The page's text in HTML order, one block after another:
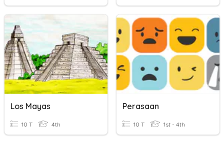
Los Mayas
10 T 4th
Perasaan
10 T 1st - 4th